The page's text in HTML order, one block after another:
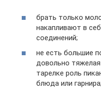
брать только
накапливают в
соединений;
не есть большие
довольно
тарелке роль
блюда или гарнира;